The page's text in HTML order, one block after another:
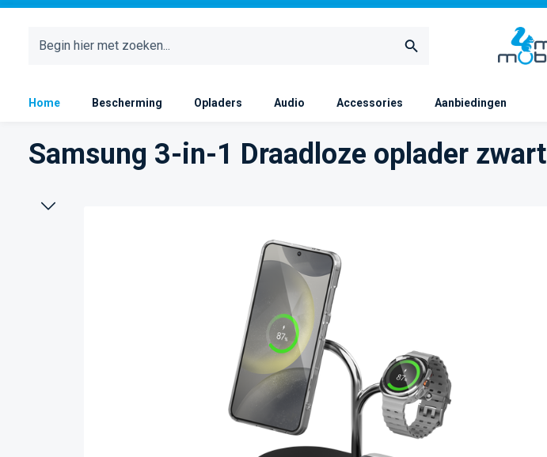
Home Bescherming Opladers Audio Accessories Aanbiedingen
Samsung 3-in-1 Draadloze oplader zwart
Afbeeldingengalerij overslaan